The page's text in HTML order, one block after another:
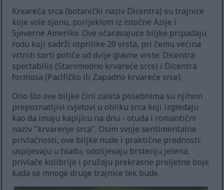
Krvareća srca (botanički naziv Dicentra) su trajnice
koje vole sjenu, porijeklom iz istočne Azije i
Sjeverne Amerike. Ove očaravajuće biljke pripadaju
rodu koji sadrži otprilike 20 vrsta, pri čemu većina
vrtnih sorti potiče od dvije glavne vrste: Dicentra
spectabilis (Staromodno krvareće srce) i Dicentra
formosa (Pacifičko ili Zapadno krvareće srce).
Ono što ove biljke čini zaista posebnima su njihovi
prepoznatljivi cvjetovi u obliku srca koji izgledaju
kao da imaju kapljicu na dnu - otuda i romantični
naziv "krvarenje srca". Osim svoje sentimentalne
privlačnosti, ove biljke nude i praktične prednosti:
uspijevaju u hladu, odolijevaju brstenju jelena,
privlače kolibrije i pružaju prekrasne proljetne boje
kada se mnoge druge trajnice tek bude.